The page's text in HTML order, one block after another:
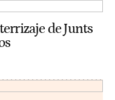
de Junts